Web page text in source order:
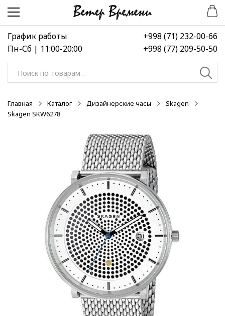
Перейти
навигации
Перейти
содержимому
График работы
Пн-Сб | 11:00-20:00
+998 (71) 232-00-66
+998 (77) 209-50-50
Искать:
Главная Каталог Дизайнерские часы
Skagen
Skagen SKW6278
-50%